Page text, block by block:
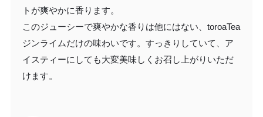
トが爽やかに香ります。
このジューシーで爽やかな香りは他にはない、toroaTea
ジンライムだけの味わいです。すっきりしていて、ア
イスティーにしても大変美味しくお召し上がりいただ
けます。